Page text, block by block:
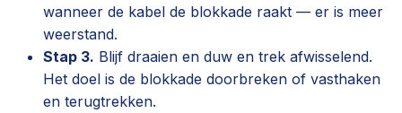
wanneer de kabel de blokkade raakt — er is meer
weerstand.
Stap 3. Blijf draaien en duw en trek afwisselend.
Het doel is de blokkade doorbreken of vasthaken
en terugtrekken.